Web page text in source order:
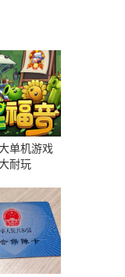
单机游戏
耐玩